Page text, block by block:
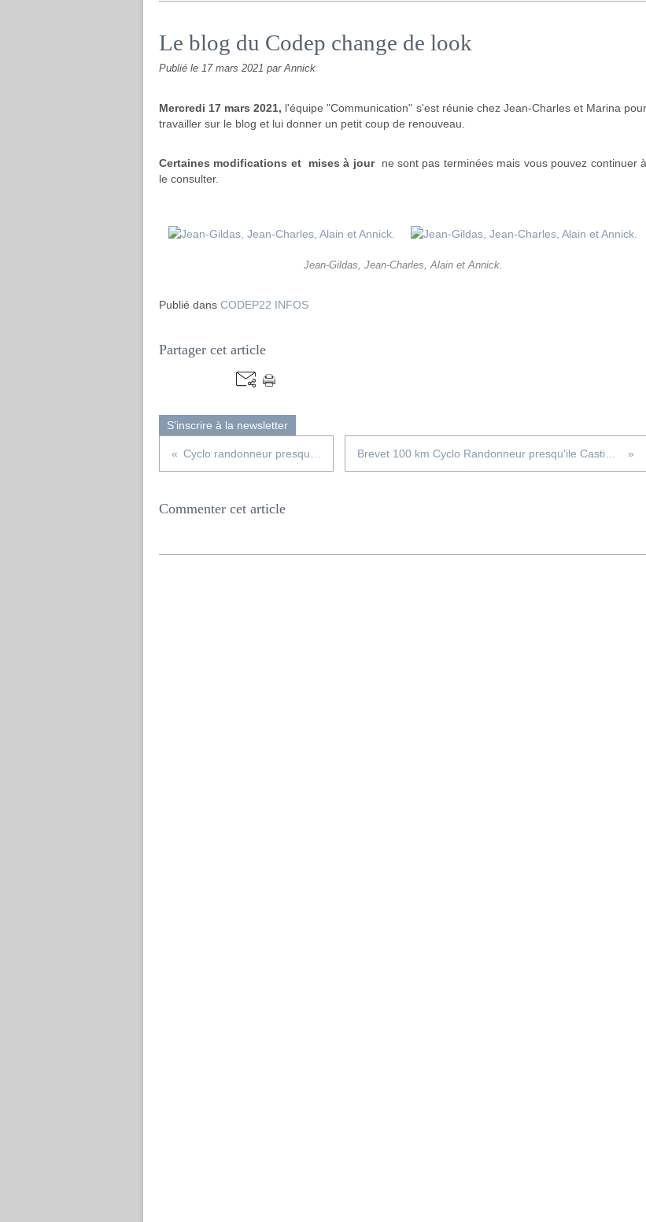
Le blog du Codep change de look
Publié le 17 mars 2021 par Annick
Mercredi 17 mars 2021, l'équipe "Communication" s'est réunie chez Jean-Charles et Marina pour
travailler sur le blog et lui donner un petit coup de renouveau.
Certaines modifications et mises à journe sont pas terminées mais vous pouvez continuer à
le consulter.
Jean-Gildas, Jean-Charles, Alain et Annick.
Publié dans CODEP22 INFOS
Partager cet article
S'inscrire à la newsletter
Commenter cet article